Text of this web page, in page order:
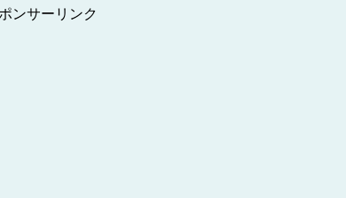
ンサーリンク